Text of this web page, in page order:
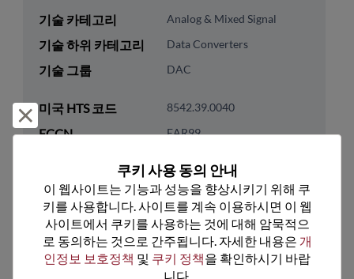
기술 카테고리 Analog & Mixed Signal
기술 하위 카테고리 Data Converters
기술 그룹 DAC
미국 HTS 코드 8542.39.0040
ECCN EAR99
추천 대체 제품
거부 및 닫기
쿠키 사용 동의 안내
이 웹사이트는 기능과 성능을 향상시키기 위해 쿠
키를 사용합니다. 사이트를 계속 이용하시면 이 웹
사이트에서 쿠키를 사용하는 것에 대해 암묵적으
로 동의하는 것으로 간주됩니다. 자세한 내용은 개
인정보 보호정책 및 쿠키 정책을 확인하시기 바랍
니다.